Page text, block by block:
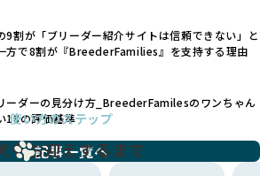
測しづらいミックス犬の繁殖や、愛情
育等も問題です。これらのブリーディ
んの福祉を無視し、利益のみを追求す
のが多く、消費者にとっても深刻な課
こうしたワンちゃんに優しくないブ
ため、すべてのワンちゃんを家族のよ
を行っている「優良ブリーダー」のみ
リーダーの専門性に大きく関わりま
数の犬種（一般的に3種以内）に絞って
特徴を熟知しています。これにより、
繁殖において質の高いケアを提供する
ダーは流行や需要に応じて扱う犬種を
種ごとに異なる健康問題や適切な育成
い場合があります。こうしたブリーダ
9割が「ブリーダー紹介サイトは信頼できない」と
方で8割が『BreederFamilies』を支持する理由
ーダーの見分け方_BreederFamilesのワンちゃん
18の評価基準
記事一覧へ
使い方のステップ
をお迎えするまで